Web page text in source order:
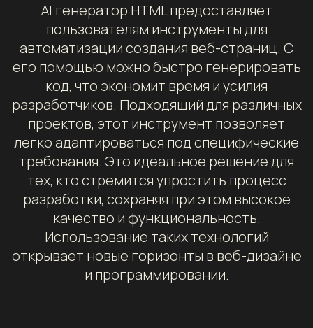
AI генератор HTML предоставляет
пользователям инструменты для
автоматизации создания веб-страниц. С
его помощью можно быстро генерировать
код, что экономит время и усилия
разработчиков. Подходящий для различных
проектов, этот инструмент позволяет
легко адаптироваться под специфические
требования. Это идеальное решение для
тех, кто стремится упростить процесс
разработки, сохраняя при этом высокое
качество и функциональность.
Использование таких технологий
открывает новые горизонты в веб-дизайне
и программировании.